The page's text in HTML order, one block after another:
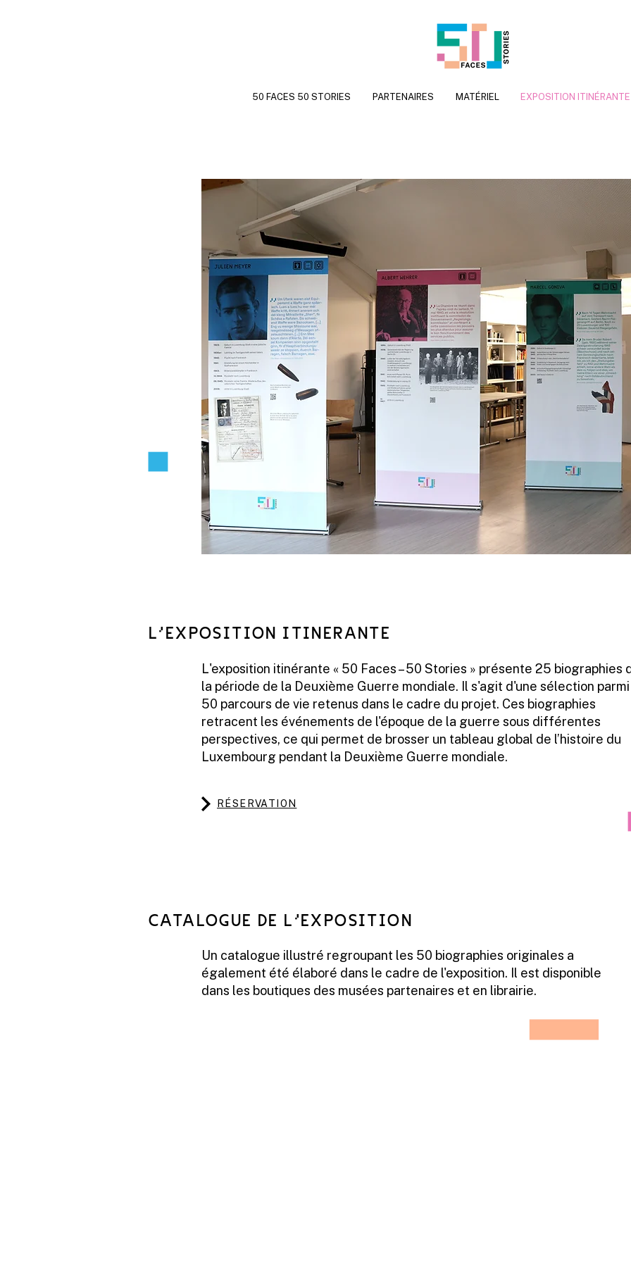
50 FACES 50 STORIES PARTENAIRES MATÉRIEL EXPOSITION ITINÉRANTE
L'EXPOSITION ITINERANTE
L'exposition itinérante « 50 Faces – 50 Stories » présente 25 biographies
la période de la Deuxième Guerre mondiale. Il s'agit d'une sélection parmi
50 parcours de vie retenus dans le cadre du projet. Ces biographies
retracent les événements de l'époque de la guerre sous différentes
perspectives, ce qui permet de brosser un tableau global de l’histoire du
Luxembourg pendant la Deuxième Guerre mondiale.
RÉSERVATION
CATALOGUE DE L'EXPOSITION
Un catalogue illustré regroupant les 50 biographies originales a
également été élaboré dans le cadre de l'exposition. Il est disponible
dans les boutiques des musées partenaires et en librairie.